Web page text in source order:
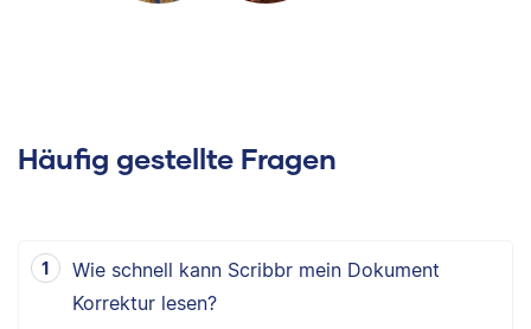
Häufig gestellte Fragen
Wie schnell kann Scribbr mein Dokument
Korrektur lesen?